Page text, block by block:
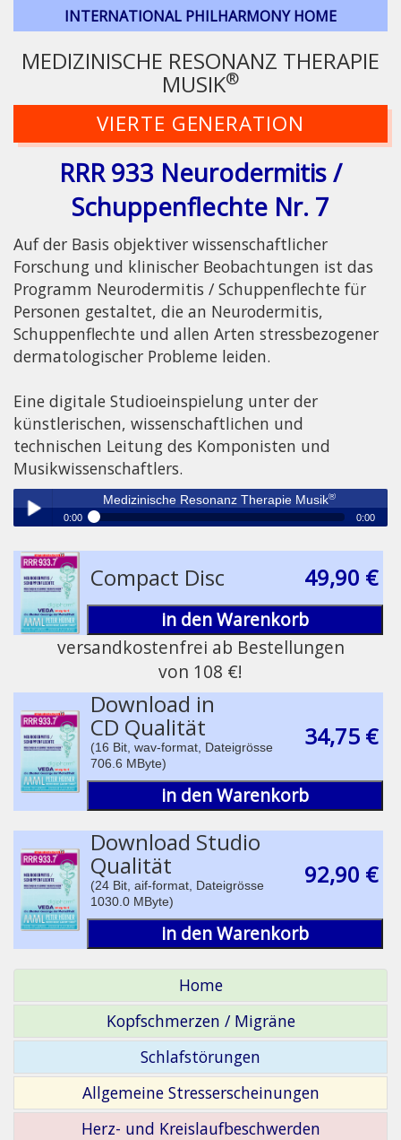
INTERNATIONAL PHILHARMONY HOME
MEDIZINISCHE RESONANZ THERAPIE
MUSIK®
VIERTE GENERATION
RRR 933 Neurodermitis /
Schuppenflechte Nr. 7
Auf der Basis objektiver wissenschaftlicher
Forschung und klinischer Beobachtungen ist das
Programm Neurodermitis / Schuppenflechte für
Personen gestaltet, die an Neurodermitis,
Schuppenflechte und allen Arten stressbezogener
dermatologischer Probleme leiden.
Eine digitale Studioeinspielung unter der
künstlerischen, wissenschaftlichen und
technischen Leitung des Komponisten und
Musikwissenschaftlers.
Play /
pause
Medizinische Resonanz Therapie Musik®
0:00 0:00
Compact Disc 49,90 €
in den Warenkorb
versandkostenfrei ab Bestellungen
von 108 €!
Download in
CD Qualität
(16 Bit, wav-format, Dateigrösse
706.6 MByte)
34,75 €
in den Warenkorb
Download Studio
Qualität
(24 Bit, aif-format, Dateigrösse
1030.0 MByte)
92,90 €
in den Warenkorb
Home
Kopfschmerzen / Migräne
Schlafstörungen
Allgemeine Stresserscheinungen
Herz- und Kreislaufbeschwerden